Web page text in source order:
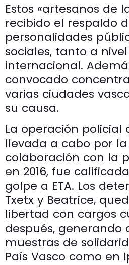
Estos «artesanos de
recibido el respaldo
personalidades
sociales, tanto a
internacional.
convocado
varias ciudades
su causa.
La operación policial
llevada a cabo por
colaboración con la
en 2016, fue
golpe a ETA. Los
Txetx y Beatrice,
libertad con cargos
después, generando
muestras de
País Vasco como en